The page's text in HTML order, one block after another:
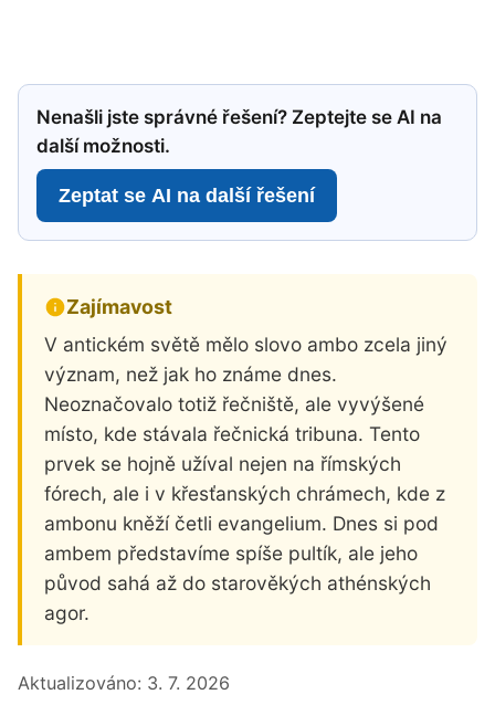
Nenašli jste správné řešení? Zeptejte se AI na
další možnosti.
Zeptat se AI na další řešení
Zajímavost
V antickém světě mělo slovo ambo zcela jiný
význam, než jak ho známe dnes.
Neoznačovalo totiž řečniště, ale vyvýšené
místo, kde stávala řečnická tribuna. Tento
prvek se hojně užíval nejen na římských
fórech, ale i v křesťanských chrámech, kde z
ambonu kněží četli evangelium. Dnes si pod
ambem představíme spíše pultík, ale jeho
původ sahá až do starověkých athénských
agor.
Aktualizováno: 3. 7. 2026